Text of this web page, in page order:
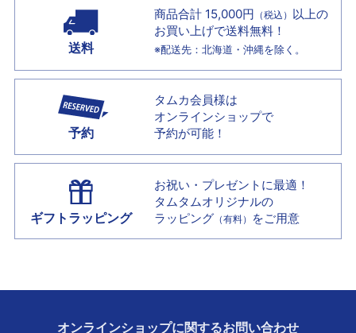
送料
商品合計 15,000円 （税込） 以上の
お買い上げで送料無料！
※配送先：北海道・沖縄を除く。
予約
タムカ会員様は
オンラインショップで
予約が可能！
ギフトラッピング
お祝い・プレゼントに最適！
タムタムオリジナルの
ラッピング （有料） をご用意
オンラインショップに関するお問い合わせ